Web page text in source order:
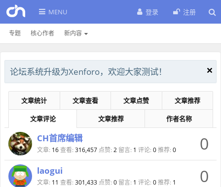
MENU
专题 核心作者 新内容
登录 注册
论坛系统升级为Xenforo，欢迎大家测试！
文章统计 文章查看 文章点赞 文章推荐
文章评论 文章推荐 作者名称
0
CH首席编辑
文章: 16查看: 316,457 点赞: 2 留言: 1 评论: 0推荐: 0
0
laogui
文章: 11 查看: 301,433 点赞: 0 留言: 1 评论: 0推荐: 1